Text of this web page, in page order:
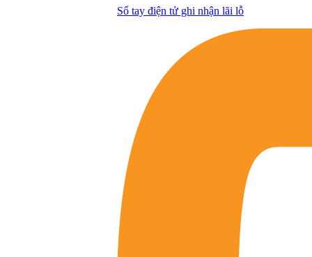
Sổ tay điện tử ghi nhận lãi lỗ